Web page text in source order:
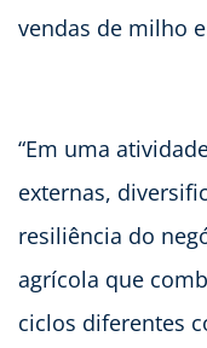
vendas de milho
“Em uma
externas,
resiliência do
agrícola que
ciclos diferentes